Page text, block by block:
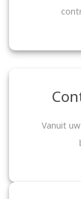
Vanuit